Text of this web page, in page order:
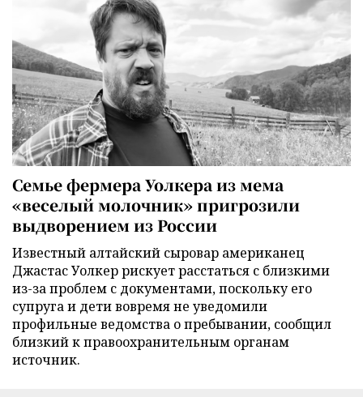
Семье фермера Уолкера из мема
«веселый молочник» пригрозили
выдворением из России
Известный алтайский сыровар американец
Джастас Уолкер рискует расстаться с близкими
из-за проблем с документами, поскольку его
супруга и дети вовремя не уведомили
профильные ведомства о пребывании, сообщил
близкий к правоохранительным органам
источник.